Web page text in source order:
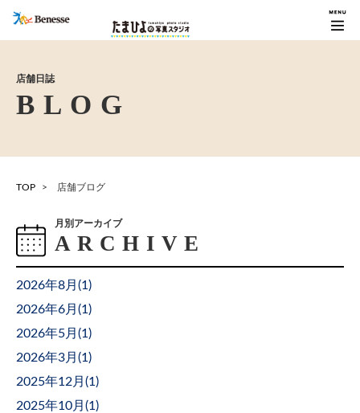
店舗日誌
TOP 店舗ブログ
月別アーカイブ
2026年8月(1 )
2026年6月(1 )
2026年5月(1 )
2026年3月(1 )
2025年12月(1 )
2025年10月(1 )